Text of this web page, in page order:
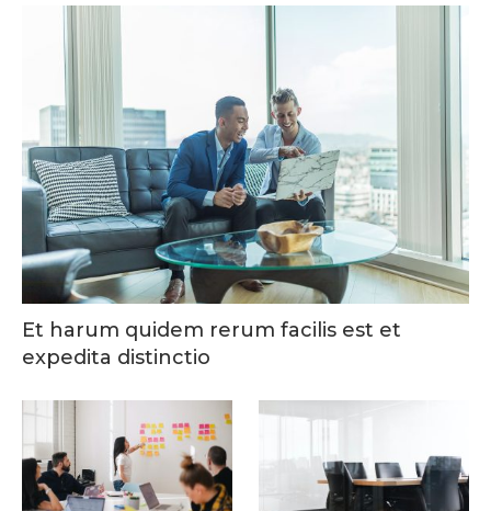
Et harum quidem rerum facilis est et
expedita distinctio